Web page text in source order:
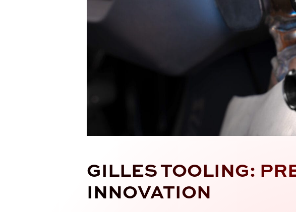
GILLES TOOLING:
INNOVATION